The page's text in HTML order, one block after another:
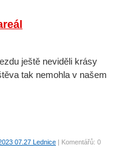
ještě neviděli krásy
tak nemohla v našem
07.27 Lednice | Komentářů: 0